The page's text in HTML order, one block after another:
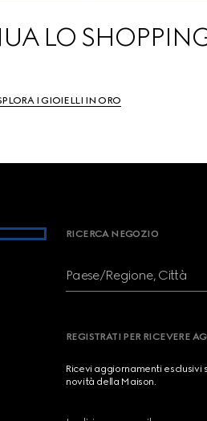
LO
I GIOIELLI IN ORO
RICERCA NEGOZIO
Paese/Regione, Città
REGISTRATI PER RICEVERE
Ricevi aggiornamenti esclusivi
novità della Maison.